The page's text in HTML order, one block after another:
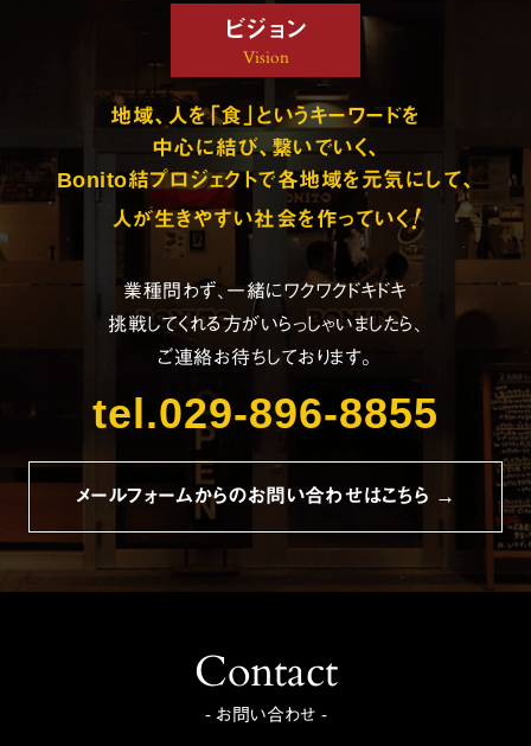
ビジョン
Vision
地域、人を「食」というキーワードを
中心に結び、繋いでいく、
Bonito結プロジェクトで各地域を元気にして、
人が生きやすい社会を作っていく!
業種問わず、一緒にワクワクドキドキ
挑戦してくれる方がいらっしゃいましたら、
ご連絡お待ちしております。
tel.029-896-8855
メールフォームからのお問い合わせはこちら →
Contact
- お問い合わせ -